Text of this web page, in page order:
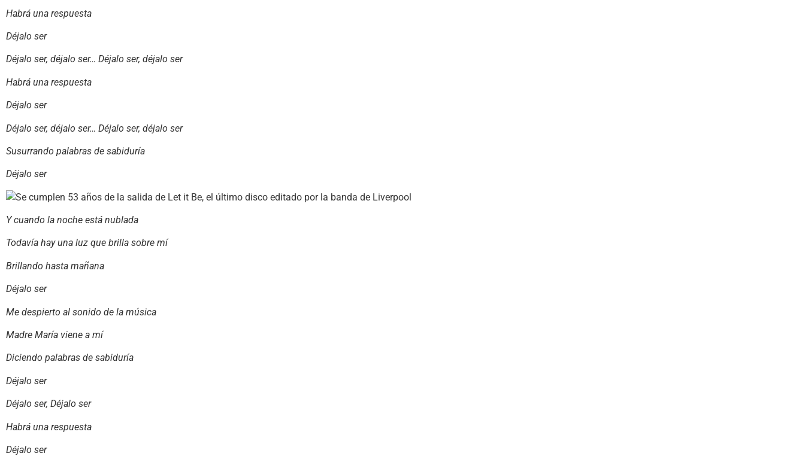
Habrá una respuesta
Déjalo ser
Déjalo ser, déjalo ser… Déjalo ser, déjalo ser
Habrá una respuesta
Déjalo ser
Déjalo ser, déjalo ser… Déjalo ser, déjalo ser
Susurrando palabras de sabiduría
Déjalo ser
Y cuando la noche está nublada
Todavía hay una luz que brilla sobre mí
Brillando hasta mañana
Déjalo ser
Me despierto al sonido de la música
Madre María viene a mí
Diciendo palabras de sabiduría
Déjalo ser
Déjalo ser, Déjalo ser
Habrá una respuesta
Déjalo ser